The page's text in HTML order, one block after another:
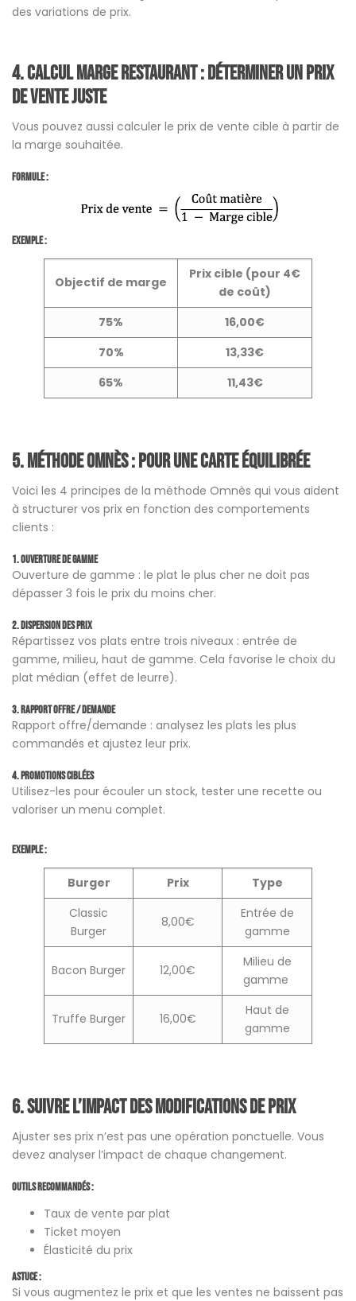
des variations de prix.
4.Calcul marge restaurant : déterminer un prix
de vente juste
Vous pouvez aussi calculer le prix de vente cible à partir de
la marge souhaitée.
Formule :
Exemple :
Objectif de marge
Prix cible (pour 4€
de coût)
75%
16,00€
70%
13,33€
65%
11,43€
5.Méthode Omnès : pour une carte équilibrée
Voici les 4 principes de la méthode Omnès qui vous aident
à structurer vos prix en fonction des comportements
clients :
1. Ouverture de gamme
Ouverture de gamme : le plat le plus cher ne doit pas
dépasser 3 fois le prix du moins cher.
2. Dispersion des prix
Répartissez vos plats entre trois niveaux : entrée de
gamme, milieu, haut de gamme. Cela favorise le choix du
plat médian (effet de leurre).
3. Rapport offre / demande
Rapport offre/demande : analysez les plats les plus
commandés et ajustez leur prix.
4. Promotions ciblées
Utilisez-les pour écouler un stock, tester une recette ou
valoriser un menu complet.
Exemple :
Burger Prix
Type
Classic
Burger
8,00€
Entrée de
gamme
Bacon Burger 12,00€
Milieu de
gamme
Truffe Burger 16,00€
Haut de
gamme
6.Suivre l’impact des modifications de prix
Ajuster ses prix n’est pas une opération ponctuelle. Vous
devez analyser l’impact de chaque changement.
Outils recommandés :
Taux de vente par plat
Ticket moyen
Élasticité du prix
Astuce :
Si vous augmentez le prix et que les ventes ne baissent pas